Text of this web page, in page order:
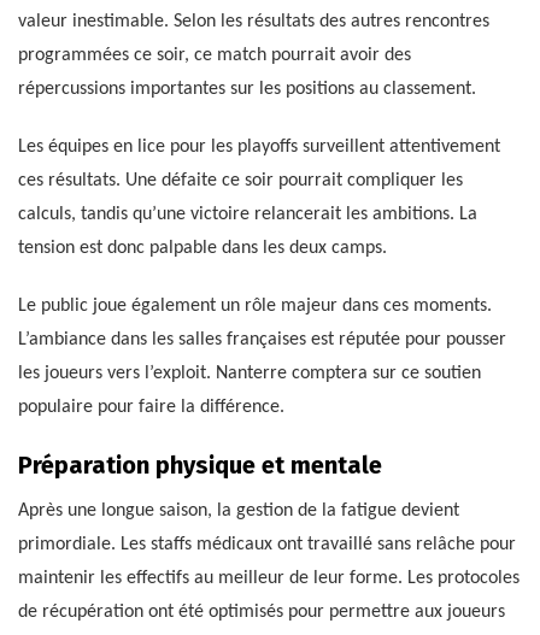
valeur inestimable. Selon les résultats des autres rencontres
programmées ce soir, ce match pourrait avoir des
répercussions importantes sur les positions au classement.
Les équipes en lice pour les playoffs surveillent attentivement
ces résultats. Une défaite ce soir pourrait compliquer les
calculs, tandis qu’une victoire relancerait les ambitions. La
tension est donc palpable dans les deux camps.
Le public joue également un rôle majeur dans ces moments.
L’ambiance dans les salles françaises est réputée pour pousser
les joueurs vers l’exploit. Nanterre comptera sur ce soutien
populaire pour faire la différence.
Préparation physique et mentale
Après une longue saison, la gestion de la fatigue devient
primordiale. Les staffs médicaux ont travaillé sans relâche pour
maintenir les effectifs au meilleur de leur forme. Les protocoles
de récupération ont été optimisés pour permettre aux joueurs